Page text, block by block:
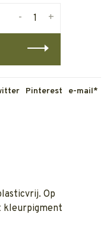
+
-
Pinterest e-mail*
Op
kleurpigment